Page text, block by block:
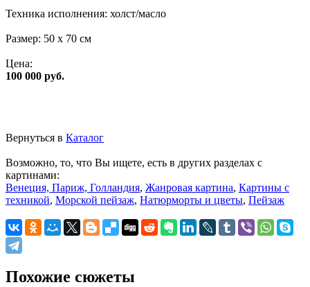
Техника исполнения: холст/масло
Размер: 50 x 70 см
Цена:
100 000 руб.
Вернуться в Каталог
Возможно, то, что Вы ищете, есть в других разделах с
картинами:
Венеция, Париж, Голландия, Жанровая картина, Картины с
техникой, Морской пейзаж, Натюрморты и цветы, Пейзаж
Похожие сюжеты